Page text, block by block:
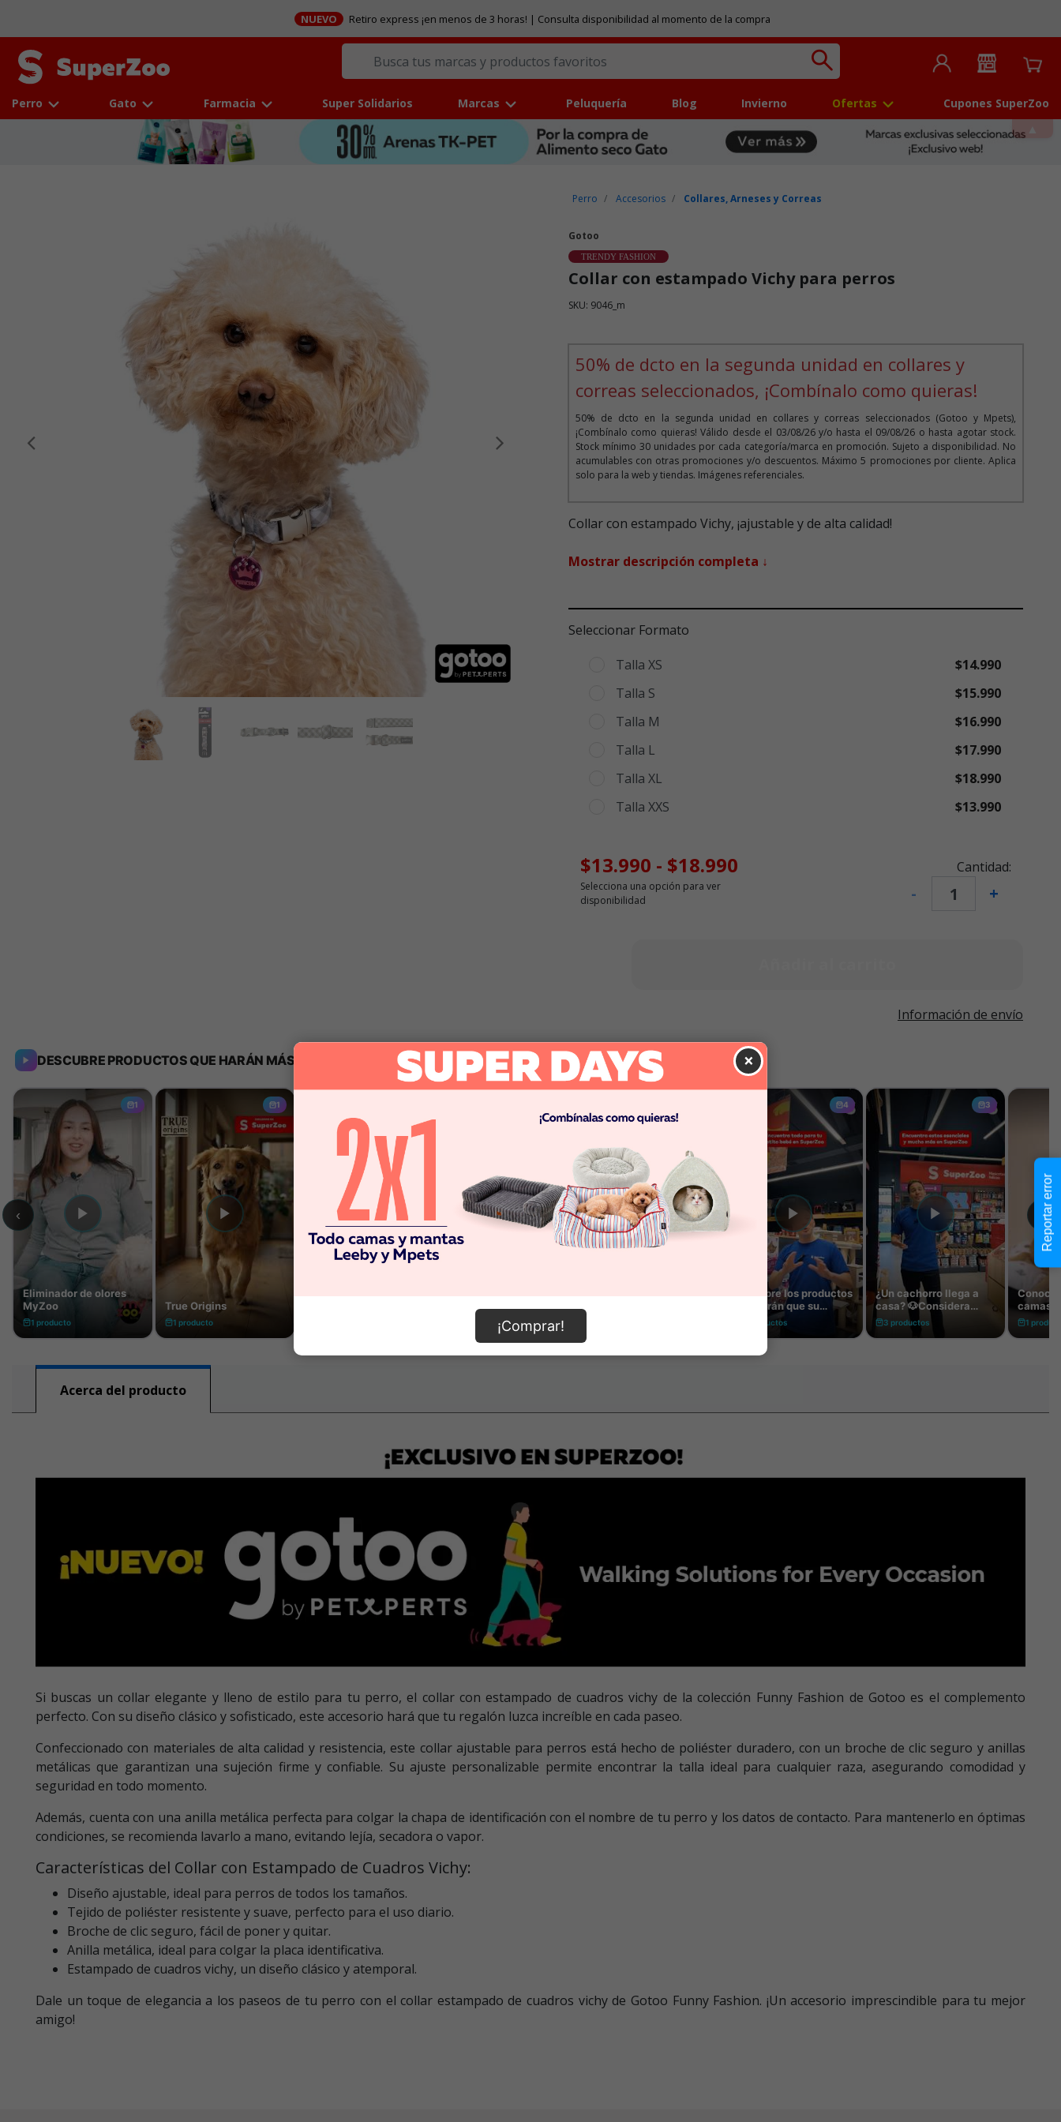
NUEVO Retiro express ¡en menos de 3 horas! | Consulta disponibilidad al momento de la compra
Perro Gato Farmacia Super Solidarios Marcas Peluquería Blog Invierno Ofertas Cupones SuperZoo
Anterior
Perro Accesorios Collares, Arneses y Correas
Gotoo
TRENDY FASHION
Collar con estampado Vichy para perros
SKU: 9046_m
50% de dcto en la segunda unidad en collares y
correas seleccionados, ¡Combínalo como quieras!
50% de dcto en la segunda unidad en collares y correas seleccionados (Gotoo y Mpets),
¡Combínalo como quieras! Válido desde el 03/08/26 y/o hasta el 09/08/26 o hasta agotar stock.
Stock mínimo 30 unidades por cada categoría/marca en promoción. Sujeto a disponibilidad. No
acumulables con otras promociones y/o descuentos. Máximo 5 promociones por cliente. Aplica
solo para la web y tiendas. Imágenes referenciales.
Collar con estampado Vichy, ¡ajustable y de alta calidad!
Mostrar descripción completa ↓
Seleccionar Formato
Talla XS
$14.990
Talla S
$15.990
Talla M
$16.990
Talla L
$17.990
Talla XL
$18.990
Talla XXS
$13.990
Cantidad:
- +
$13.990 - $18.990
Selecciona una opción para ver
disponibilidad
Información de envío
Acerca del producto
Si buscas un collar elegante y lleno de estilo para tu perro, el collar con estampado de cuadros vichy de la colección Funny Fashion de Gotoo es el complemento
perfecto. Con su diseño clásico y sofisticado, este accesorio hará que tu regalón luzca increíble en cada paseo.
Confeccionado con materiales de alta calidad y resistencia, este collar ajustable para perros está hecho de poliéster duradero, con un broche de clic seguro y anillas
metálicas que garantizan una sujeción firme y confiable. Su ajuste personalizable permite encontrar la talla ideal para cualquier raza, asegurando comodidad y
seguridad en todo momento.
Además, cuenta con una anilla metálica perfecta para colgar la chapa de identificación con el nombre de tu perro y los datos de contacto. Para mantenerlo en óptimas
condiciones, se recomienda lavarlo a mano, evitando lejía, secadora o vapor.
Características del Collar con Estampado de Cuadros Vichy:
Diseño ajustable, ideal para perros de todos los tamaños.
Tejido de poliéster resistente y suave, perfecto para el uso diario.
Broche de clic seguro, fácil de poner y quitar.
Anilla metálica, ideal para colgar la placa identificativa.
Estampado de cuadros vichy, un diseño clásico y atemporal.
Dale un toque de elegancia a los paseos de tu perro con el collar estampado de cuadros vichy de Gotoo Funny Fashion. ¡Un accesorio imprescindible para tu mejor
amigo!
×
¡Comprar!
Reportar error